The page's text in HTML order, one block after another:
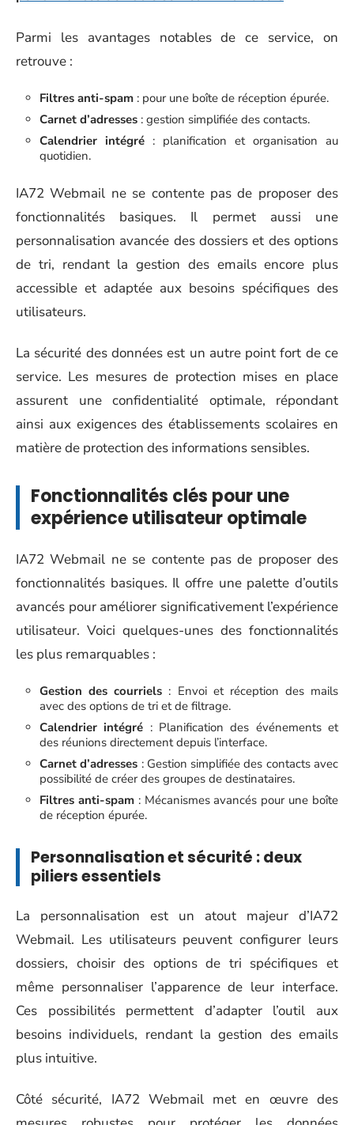
Parmi les avantages notables de ce service, on
retrouve :
Filtres anti-spam : pour une boîte de réception épurée.
Carnet d’adresses : gestion simplifiée des contacts.
Calendrier intégré : planification et organisation au
quotidien.
IA72 Webmail ne se contente pas de proposer des
fonctionnalités basiques. Il permet aussi une
personnalisation avancée des dossiers et des options
de tri, rendant la gestion des emails encore plus
accessible et adaptée aux besoins spécifiques des
utilisateurs.
La sécurité des données est un autre point fort de ce
service. Les mesures de protection mises en place
assurent une confidentialité optimale, répondant
ainsi aux exigences des établissements scolaires en
matière de protection des informations sensibles.
Fonctionnalités clés pour une
expérience utilisateur optimale
IA72 Webmail ne se contente pas de proposer des
fonctionnalités basiques. Il offre une palette d’outils
avancés pour améliorer significativement l’expérience
utilisateur. Voici quelques-unes des fonctionnalités
les plus remarquables :
Gestion des courriels : Envoi et réception des mails
avec des options de tri et de filtrage.
Calendrier intégré : Planification des événements et
des réunions directement depuis l’interface.
Carnet d’adresses : Gestion simplifiée des contacts avec
possibilité de créer des groupes de destinataires.
Filtres anti-spam: Mécanismes avancés pour une boîte
de réception épurée.
Personnalisation et sécurité : deux
piliers essentiels
La personnalisation est un atout majeur d’IA72
Webmail. Les utilisateurs peuvent configurer leurs
dossiers, choisir des options de tri spécifiques et
même personnaliser l’apparence de leur interface.
Ces possibilités permettent d’adapter l’outil aux
besoins individuels, rendant la gestion des emails
plus intuitive.
Côté sécurité, IA72 Webmail met en œuvre des